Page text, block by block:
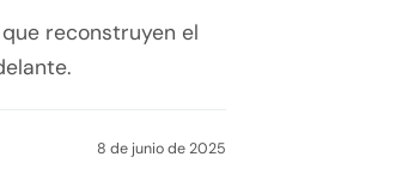
reconstruyen el
8 de junio de 2025